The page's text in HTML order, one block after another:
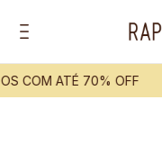
COM ATÉ 70% OFF